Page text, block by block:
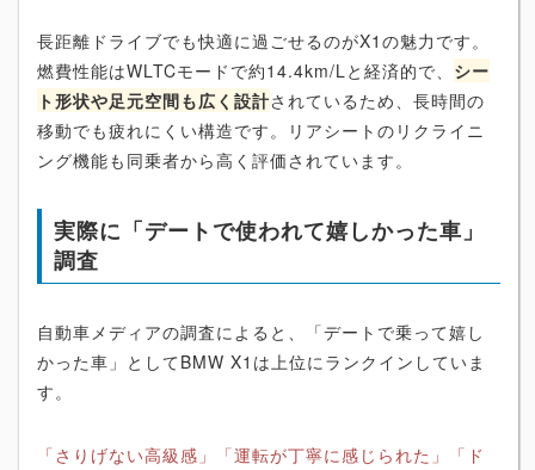
長距離ドライブでも快適に過ごせるのがX1の魅力です。
燃費性能はWLTCモードで約14.4km/Lと経済的で、 シー
ト形状や足元空間も広く設計されているため、長時間の
移動でも疲れにくい構造です。リアシートのリクライニ
ング機能も同乗者から高く評価されています。
実際に「デートで使われて嬉しかった車」
調査
自動車メディアの調査によると、「デートで乗って嬉し
かった車」としてBMW X1は上位にランクインしていま
す。
「さりげない高級感」「運転が丁寧に感じられた」「ド